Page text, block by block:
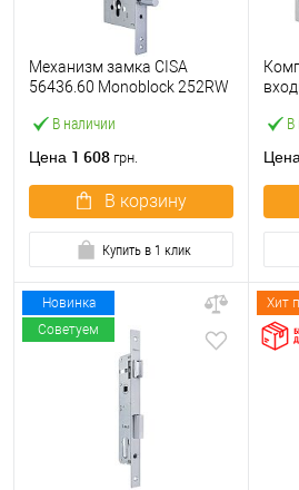
В наличии
Механизм замка CISA
56436.60 Monoblock 252RW
Цена 1 608 грн.
В корзину
Купить в 1 клик
В
Цена
Новинка
Советуем
Хит